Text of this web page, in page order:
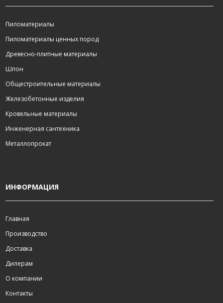
Пиломатериалы
Пиломатериалы ценных пород
Древесно-плитные материалы
Шпон
Общестроительные материалы
Железобетонные изделия
Кровельные материалы
Инженерная сантехника
Металлопрокат
ИНФОРМАЦИЯ
Главная
Производство
Доставка
Дилерам
О компании
Контакты